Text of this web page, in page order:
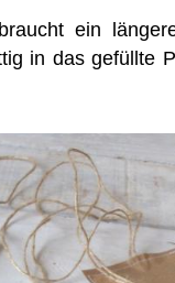
ein
in das gefüllte